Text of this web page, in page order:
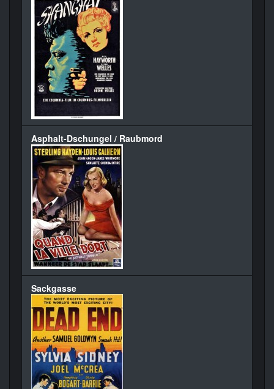
Asphalt-Dschungel / Raubmord
Sackgasse